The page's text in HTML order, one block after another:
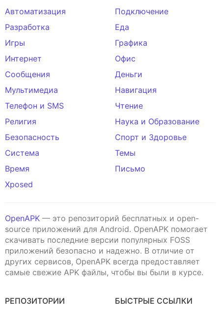
Автоматизация
Подключение
Разработка
Еда
Игры
Графика
Интернет
Офис
Сообщения
Деньги
Мультимедиа
Навигация
Телефон и SMS
Чтение
Религия
Наука и Образование
Безопасность
Спорт и Здоровье
Система
Темы
Время
Письмо
Xposed
OpenAPK — это репозиторий бесплатных и open-
source приложений для Android. OpenAPK помогает
скачивать последние версии популярных FOSS
приложений безопасно и надежно. В отличие от
других сервисов, OpenAPK всегда предоставляет
самые свежие APK файлы, чтобы вы были в курсе.
РЕПОЗИТОРИИ
БЫСТРЫЕ ССЫЛКИ